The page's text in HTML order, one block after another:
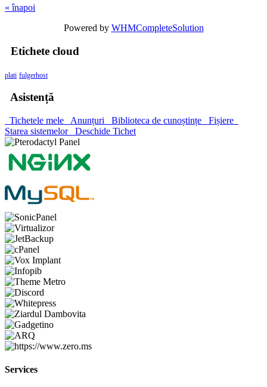
« înapoi
Powered by WHMCompleteSolution
Etichete cloud
plati fulgerhost
Asistență
Tichetele mele Anunțuri Biblioteca de cunoștințe
Fișiere
Starea sistemelor
Deschide Tichet
Services